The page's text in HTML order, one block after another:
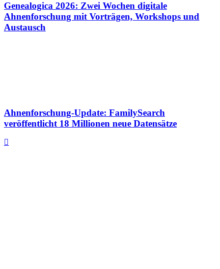
Genealogica 2026: Zwei Wochen digitale
Ahnenforschung mit Vorträgen, Workshops und
Austausch
Ahnenforschung-Update: FamilySearch
veröffentlicht 18 Millionen neue Datensätze